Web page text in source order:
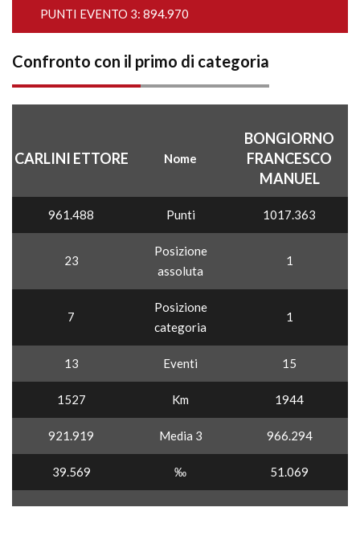
PUNTI EVENTO 3: 894.970
Confronto con il primo di categoria
CARLINI ETTORE Nome
BONGIORNO
FRANCESCO
MANUEL
961.488 Punti 1017.363
23
Posizione
assoluta
1
7
Posizione
categoria
1
13 Eventi 15
1527 Km 1944
921.919 Media 3 966.294
39.569 ‰ 51.069